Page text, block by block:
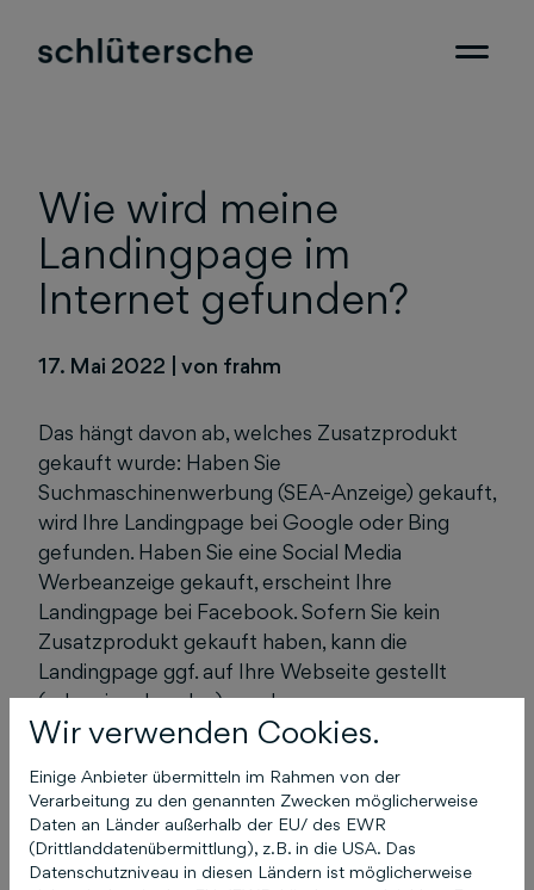
Wie wird meine
Landingpage im
Internet gefunden?
17. Mai 2022 von frahm
Das hängt davon ab, welches Zusatzprodukt
gekauft wurde: Haben Sie
Suchmaschinenwerbung (SEA-Anzeige) gekauft,
wird Ihre Landingpage bei Google oder Bing
gefunden. Haben Sie eine Social Media
Werbeanzeige gekauft, erscheint Ihre
Landingpage bei Facebook. Sofern Sie kein
Zusatzprodukt gekauft haben, kann die
Landingpage ggf. auf Ihre Webseite gestellt
(oder eingebunden) werden.
Das könnte Sie auch
interessieren
Wir verwenden Cookies.
Einige Anbieter übermitteln im Rahmen von der
Verarbeitung zu den genannten Zwecken möglicherweise
Daten an Länder außerhalb der EU/ des EWR
(Drittlanddatenübermittlung), z.B. in die USA. Das
Datenschutzniveau in diesen Ländern ist möglicherweise